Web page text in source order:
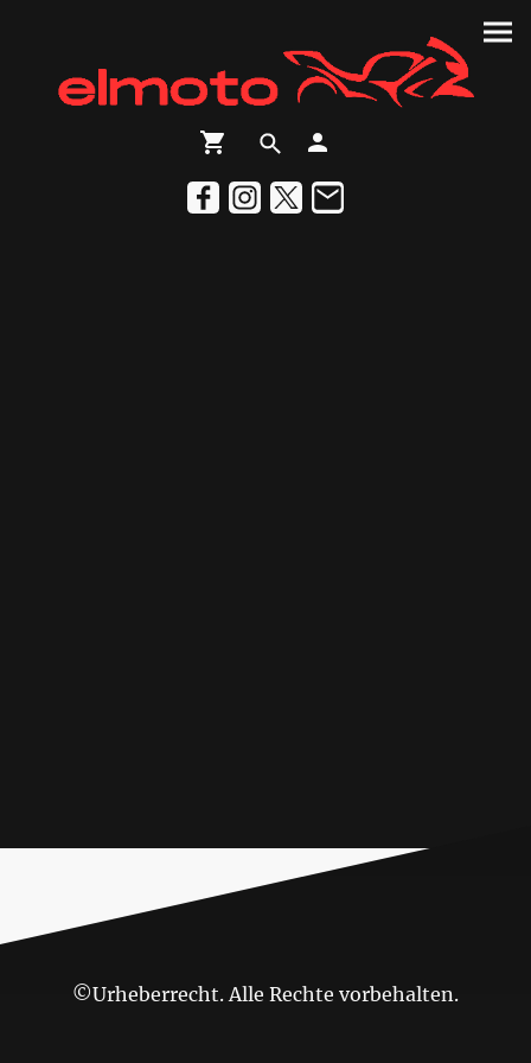
©Urheberrecht. Alle Rechte vorbehalten.